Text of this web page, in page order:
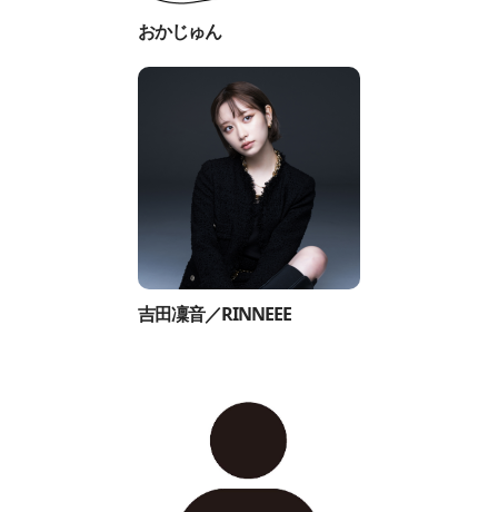
おかじゅん
吉田凜音／RINNEEE